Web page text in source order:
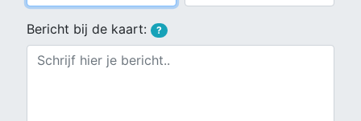
Bericht bij de kaart: ?